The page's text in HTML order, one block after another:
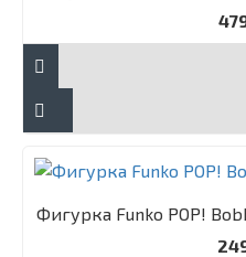
Фигурка Funko POP!